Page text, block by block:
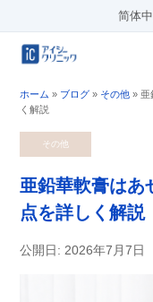
简体
ホーム » ブログ » その他 » 亜
く解説
その他
亜鉛華軟膏はあ
点を詳しく解説
公開日: 2026年7月7日